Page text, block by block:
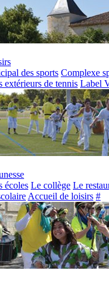
des sports Complexe
extérieurs de tennis Label
écoles Le collège Le
Accueil de loisirs #